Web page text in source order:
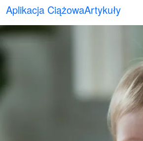
Aplikacja CiążowaArtykuły